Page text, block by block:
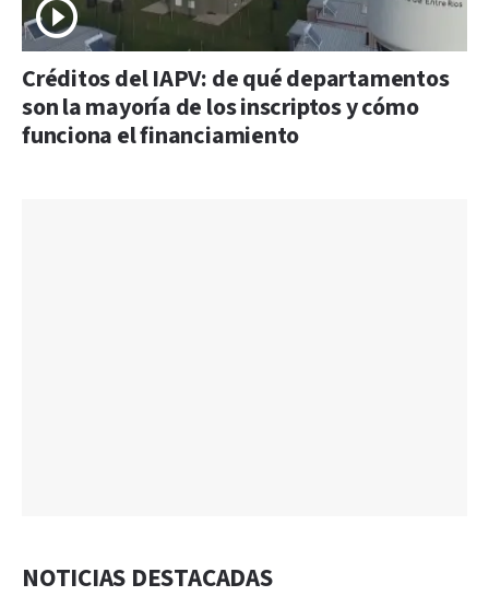
Créditos del IAPV: de qué departamentos
son la mayoría de los inscriptos y cómo
funciona el financiamiento
NOTICIAS DESTACADAS